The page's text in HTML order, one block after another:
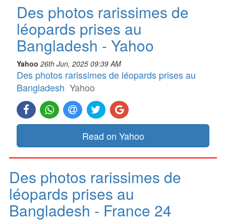
Des photos rarissimes de
léopards prises au
Bangladesh - Yahoo
Yahoo 26th Jun, 2025 09:39 AM
Des photos rarissimes de léopards prises au
Bangladesh Yahoo
Read on Yahoo
Des photos rarissimes de
léopards prises au
Bangladesh - France 24